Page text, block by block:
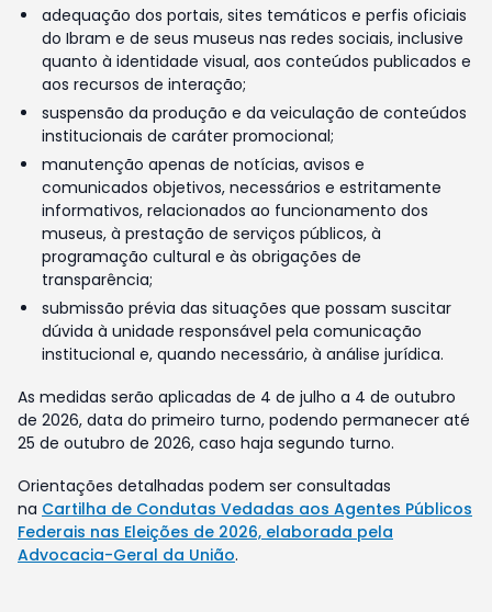
adequação dos portais, sites temáticos e perfis oficiais
do Ibram e de seus museus nas redes sociais, inclusive
quanto à identidade visual, aos conteúdos publicados e
aos recursos de interação;
suspensão da produção e da veiculação de conteúdos
institucionais de caráter promocional;
manutenção apenas de notícias, avisos e
comunicados objetivos, necessários e estritamente
informativos, relacionados ao funcionamento dos
museus, à prestação de serviços públicos, à
programação cultural e às obrigações de
transparência;
submissão prévia das situações que possam suscitar
dúvida à unidade responsável pela comunicação
institucional e, quando necessário, à análise jurídica.
As medidas serão aplicadas de 4 de julho a 4 de outubro
de 2026, data do primeiro turno, podendo permanecer até
25 de outubro de 2026, caso haja segundo turno.
Orientações detalhadas podem ser consultadas
na Cartilha de Condutas Vedadas aos Agentes Públicos
Federais nas Eleições de 2026, elaborada pela
Advocacia-Geral da União.